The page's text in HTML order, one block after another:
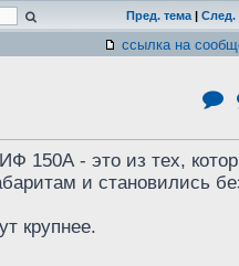
Пред. тема | След.
ссылка на
150А - это из тех,
и становились
крупнее.